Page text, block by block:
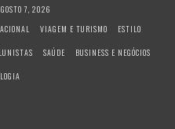
7, 2026
VIAGEM E TURISMO
ESTILO
SAÚDE
BUSINESS E NEGÓCIOS